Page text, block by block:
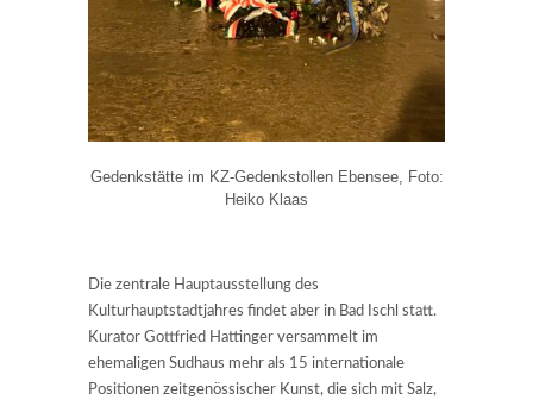
Gedenkstätte im KZ-Gedenkstollen Ebensee, Foto:
Heiko Klaas
Die zentrale Hauptausstellung des
Kulturhauptstadtjahres findet aber in Bad Ischl statt.
Kurator Gottfried Hattinger versammelt im
ehemaligen Sudhaus mehr als 15 internationale
Positionen zeitgenössischer Kunst, die sich mit Salz,